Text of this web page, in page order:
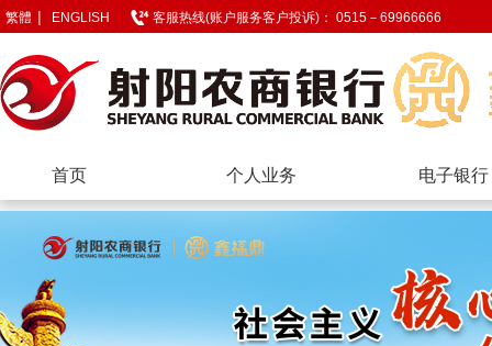
繁體 | ENGLISH 客服热线(账户服务客户投诉)： 0515－69966666
首页 个人业务 电子银行